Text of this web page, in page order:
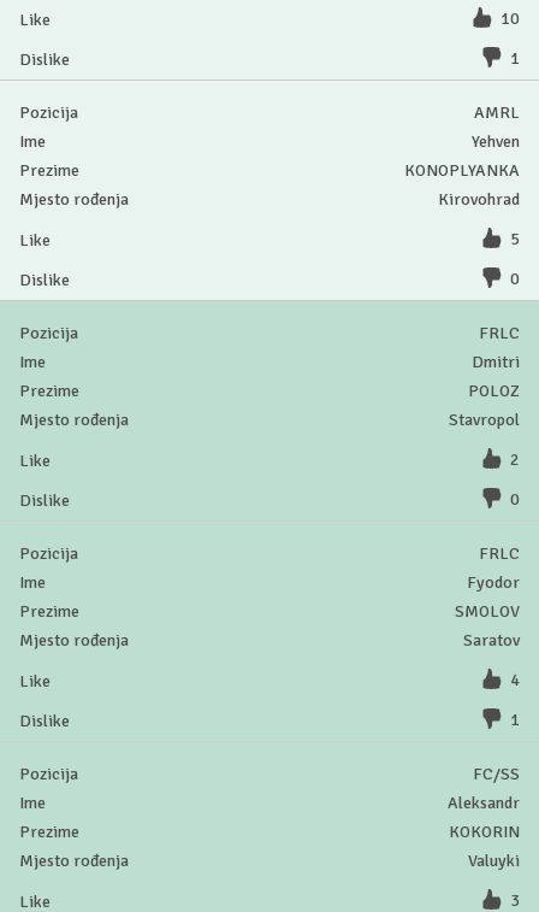
10
1
AMRL
Yehven
KONOPLYANKA
Kirovohrad
5
0
FRLC
Dmitri
POLOZ
Stavropol
2
0
FRLC
Fyodor
SMOLOV
Saratov
4
1
FC/SS
Aleksandr
KOKORIN
Valuyki
3